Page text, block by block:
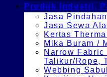
Produk Industri,
Jasa Pindahan
Jasa Sewa
Kertas
Mika Buram /
Narrow
Talikur/Rope,
Webbing